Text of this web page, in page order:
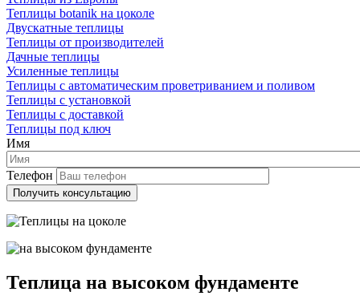
Теплицы botanik на цоколе
Двускатные теплицы
Теплицы от производителей
Дачные теплицы
Усиленные теплицы
Теплицы с автоматическим проветриванием и поливом
Теплицы с установкой
Теплицы с доставкой
Теплицы под ключ
Имя
Телефон
Теплица на высоком фундаменте